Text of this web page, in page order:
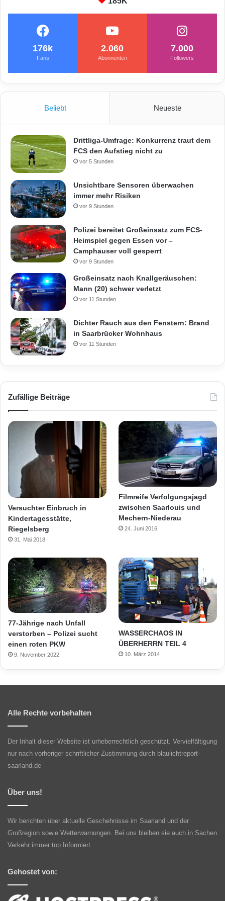
176k
Fans
2.060
Abonnenten
7.000
Followers
Beliebt Neueste
Drittliga-Umfrage: Konkurrenz traut dem
FCS den Aufstieg nicht zu
vor 5 Stunden
Unsichtbare Sensoren überwachen
immer mehr Risiken
vor 9 Stunden
Polizei bereitet Großeinsatz zum FCS-
Heimspiel gegen Essen vor –
Camphauser voll gesperrt
vor 9 Stunden
Großeinsatz nach Knallgeräuschen:
Mann (20) schwer verletzt
vor 11 Stunden
Dichter Rauch aus den Fenstern: Brand
in Saarbrücker Wohnhaus
vor 11 Stunden
Zufällige Beiträge
Versuchter Einbruch in
Kindertagesstätte,
Riegelsberg
31. Mai 2018
Filmreife Verfolgungsjagd
zwischen Saarlouis und
Mechern-Niederau
24. Juni 2016
77-Jährige nach Unfall
verstorben – Polizei sucht
einen roten PKW
9. November 2022
WASSERCHAOS IN
ÜBERHERRN TEIL 4
10. März 2014
Alle Rechte vorbehalten
Der Inhalt dieser Website ist urheberrechtlich geschützt. Vervielfältigung
nur nach vorheriger schriftlicher Zustimmung durch blaulichtreport-
saarland.de
Über uns!
Wir berichten über aktuelle Geschehnisse im Saarland und der
Großregion sowie Wetterwarnungen. Bei uns bleiben sie auch in Sachen
Verkehr immer top Informiert.
Gehostet von: